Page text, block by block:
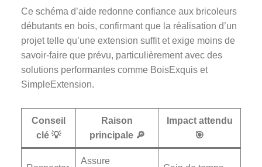
Ce schéma d’aide redonne confiance aux bricoleurs
débutants en bois, confirmant que la réalisation d’un
projet telle qu’une extension suffit et exige moins de
savoir-faire que prévu, particulièrement avec des
solutions performantes comme BoisExquis et
SimpleExtension.
Conseil
clé 💡
Raison
principale 🔎
Impact attendu
🎯
Assure